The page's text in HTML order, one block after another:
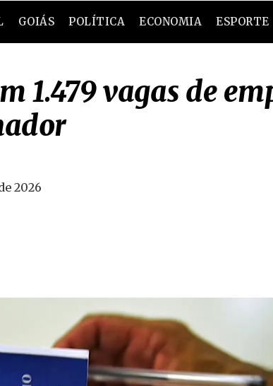
GOIÁS POLÍTICA ECONOMIA ESPORTE
1.479 vagas de
2026